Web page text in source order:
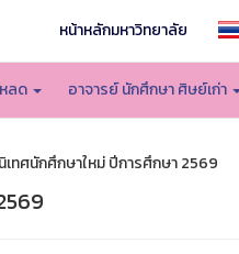
หน้าหลักมหาวิทยาลัย
ลด อาจารย์ นักศึกษา ศิษย์เก่า
เทศนักศึกษาใหม่ ปีการศึกษา 2569